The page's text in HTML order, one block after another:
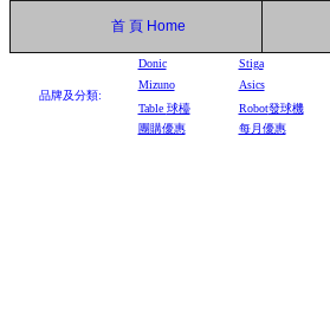
首 頁 Home
品牌及分類:
Donic Stiga
Mizuno
Asics
Table 球檯 Robot發球機
團購優惠
每月優惠